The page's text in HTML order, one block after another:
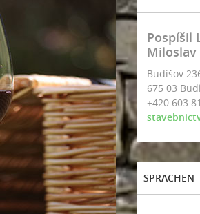
Pospíšil
Miloslav
Budišov
675 03
+420 603
SPRACHEN